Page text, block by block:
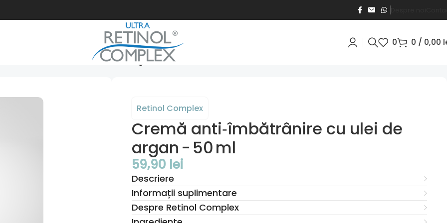
0 0 / 0,00
anti‑îmbătrânire cu ulei de argan - 50 ml
Retinol Complex
Cremă anti‑îmbătrânire cu ulei de
argan - 50 ml
59,90 lei
Descriere
Informații suplimentare
Despre Retinol Complex